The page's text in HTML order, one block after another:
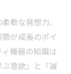
軟な発想力、
が成長のポイ
機器の知識は
意欲」と「誠